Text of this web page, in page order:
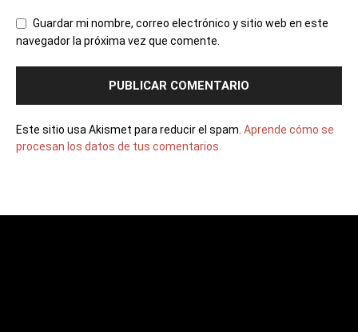
Guardar mi nombre, correo electrónico y sitio web en este
navegador la próxima vez que comente.
Este sitio usa Akismet para reducir el spam. Aprende cómo se
procesan los datos de tus comentarios.